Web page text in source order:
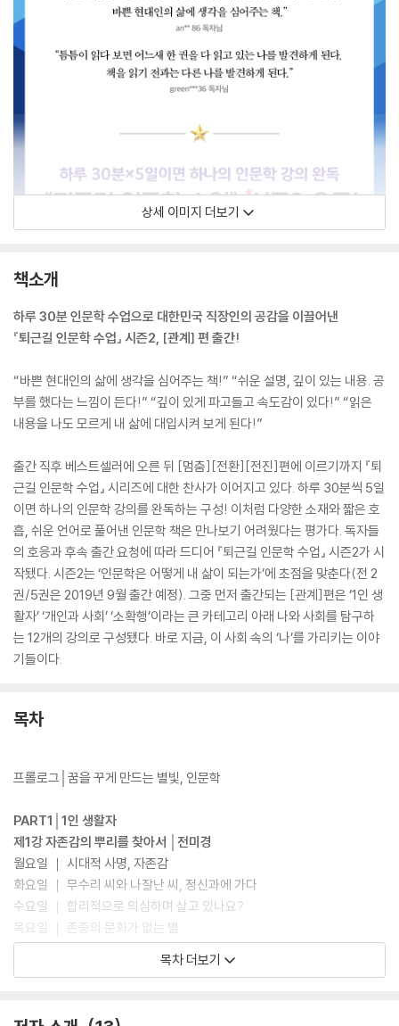
상세 이미지 더보기
책소개
하루 30분 인문학 수업으로 대한민국 직장인의 공감을 이끌어낸
『퇴근길 인문학 수업』 시즌2, [관계] 편 출간!
“바쁜 현대인의 삶에 생각을 심어주는 책!” “쉬운 설명, 깊이 있는 내용. 공
부를 했다는 느낌이 든다!” “깊이 있게 파고들고 속도감이 있다!” “읽은
내용을 나도 모르게 내 삶에 대입시켜 보게 된다!”
출간 직후 베스트셀러에 오른 뒤 [멈춤][전환][전진]편에 이르기까지 『퇴
근길 인문학 수업』 시리즈에 대한 찬사가 이어지고 있다. 하루 30분씩 5일
이면 하나의 인문학 강의를 완독하는 구성! 이처럼 다양한 소재와 짧은 호
흡, 쉬운 언어로 풀어낸 인문학 책은 만나보기 어려웠다는 평가다. 독자들
의 호응과 후속 출간 요청에 따라 드디어 『퇴근길 인문학 수업』 시즌2가 시
작됐다. 시즌2는 ‘인문학은 어떻게 내 삶이 되는가’에 초점을 맞춘다(전 2
권/5권은 2019년 9월 출간 예정). 그중 먼저 출간되는 [관계]편은 ‘1인 생
활자’ ‘개인과 사회’ ‘소확행’이라는 큰 카테고리 아래 나와 사회를 탐구하
는 12개의 강의로 구성됐다. 바로 지금, 이 사회 속의 ‘나’를 가리키는 이야
기들이다.
목차
프롤로그│꿈을 꾸게 만드는 별빛, 인문학
PART1│1인 생활자
제1강 자존감의 뿌리를 찾아서 │전미경
월요일 ｜ 시대적 사명, 자존감
화요일 ｜ 무수리 씨와 나잘난 씨, 정신과에 가다
수요일 ｜ 합리적으로 의심하며 살고 있나요?
목요일 ｜ 존중의 문화가 없는 별
금요일 ｜ 내 인생의 주인공은 나
목차 더보기